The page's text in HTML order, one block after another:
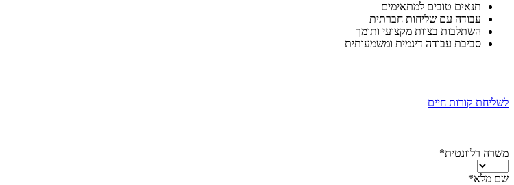
תנאים טובים למתאימים
עבודה עם שליחות חברתית
השתלבות בצוות מקצועי ותומך
סביבת עבודה דינמית ומשמעותית
לשליחת קורות חיים
משרה רלוונטית*
שם מלא*